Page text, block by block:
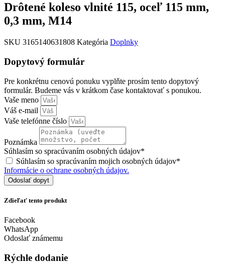
Drôtené koleso vlnité 115, oceľ 115 mm,
0,3 mm, M14
SKU 3165140631808 Kategória Doplnky
Dopytový formulár
Pre konkrétnu cenovú ponuku vyplňte prosím tento dopytový
formulár. Budeme vás v krátkom čase kontaktovať s ponukou.
Vaše meno
Váš e-mail
Vaše telefónne číslo
Poznámka
Súhlasím so spracúvaním osobných údajov*
Súhlasím so spracúvaním mojich osobných údajov*
Informácie o ochrane osobných údajov.
Odoslať dopyt
Zdieľať tento produkt
Facebook
WhatsApp
Odoslať známemu
Rýchle dodanie